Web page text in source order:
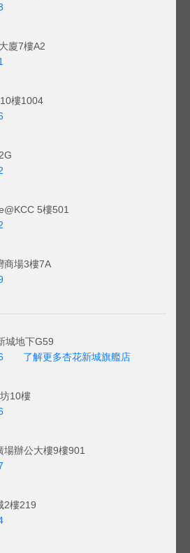
廈7樓A2
樓1004
5樓501
商場3樓7A
城地下G59
了解更多杏花新城旗艦店
10樓
辦公大樓9樓901
2樓219